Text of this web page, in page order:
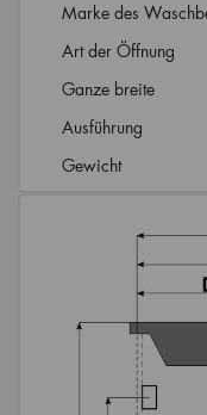
Marke des
Art der Öffnung
Ganze breite
Ausführung
Gewicht